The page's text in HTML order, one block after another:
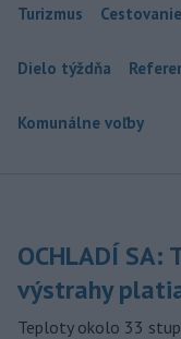
Turizmus Cestovanie
Dielo týždňa
Komunálne voľby
OCHLADÍ SA:
výstrahy
Teploty okolo 33